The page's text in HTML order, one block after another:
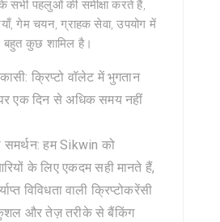
पहलुओं की समीक्षा करते हैं,
गेम चयन, ग्राहक सेवा, उपयोग में
कुछ शामिल है।
क्रिप्टो वॉलेट में भुगतान
एक दिन से अधिक समय नहीं
समर्थन: हम Sikwin को
के लिए एकदम सही मानते हैं,
विविधता वाली क्रिप्टोकरेंसी
और तेज़ तरीके से बैंकिंग